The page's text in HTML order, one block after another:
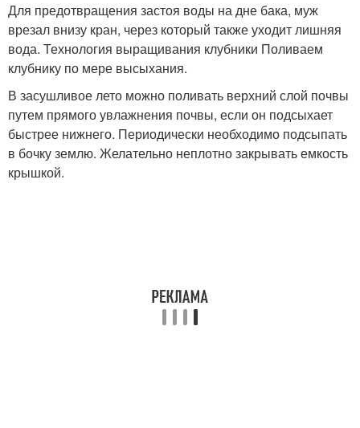
Для предотвращения застоя воды на дне бака, муж
врезал внизу кран, через который также уходит лишняя
вода. Технология выращивания клубники Поливаем
клубнику по мере высыхания.
В засушливое лето можно поливать верхний слой почвы
путем прямого увлажнения почвы, если он подсыхает
быстрее нижнего. Периодически необходимо подсыпать
в бочку землю. Желательно неплотно закрывать емкость
крышкой.